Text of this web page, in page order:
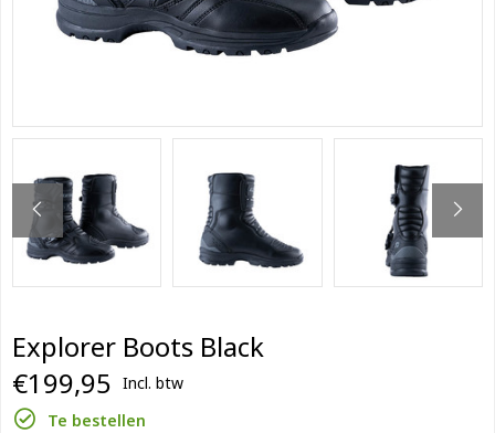
Explorer Boots Black
€199,95 Incl. btw
Te bestellen